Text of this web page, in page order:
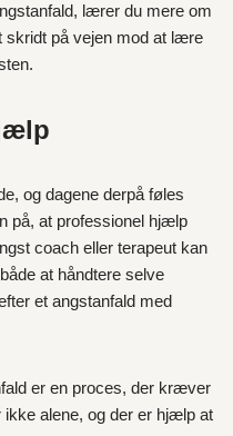
lærer du mere om
skridt på vejen mod at lære
og dagene derpå føles
på, at professionel hjælp
coach eller terapeut kan
at håndtere selve
et angstanfald med
er en proces, der kræver
alene, og der er hjælp at